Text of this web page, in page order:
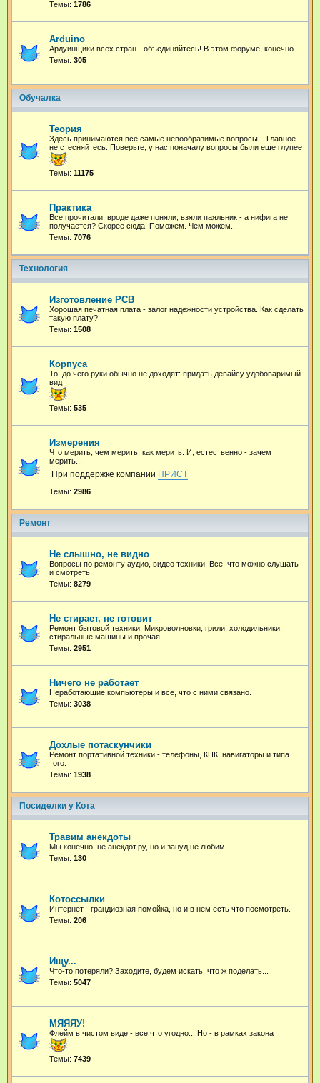
Темы: 1786
Arduino
Ардуинщики всех стран - объединяйтесь! В этом форуме, конечно.
Темы: 305
Обучалка
Теория
Здесь принимаются все самые невообразимые вопросы... Главное -
не стесняйтесь. Поверьте, у нас поначалу вопросы были еще глупее
Темы: 11175
Практика
Все прочитали, вроде даже поняли, взяли паяльник - а нифига не
получается? Скорее сюда! Поможем. Чем можем...
Темы: 7076
Технология
Изготовление PCB
Хорошая печатная плата - залог надежности устройства. Как сделать
такую плату?
Темы: 1508
Корпуса
То, до чего руки обычно не доходят: придать девайсу удобоваримый
вид
Темы: 535
Измерения
Что мерить, чем мерить, как мерить. И, естественно - зачем
мерить...
При поддержке компании ПРИСТ
Темы: 2986
Ремонт
Не слышно, не видно
Вопросы по ремонту аудио, видео техники. Все, что можно слушать
и смотреть.
Темы: 8279
Не стирает, не готовит
Ремонт бытовой техники. Микроволновки, грили, холодильники,
стиральные машины и прочая.
Темы: 2951
Ничего не работает
Неработающие компьютеры и все, что с ними связано.
Темы: 3038
Дохлые потаскунчики
Ремонт портативной техники - телефоны, КПК, навигаторы и типа
того.
Темы: 1938
Посиделки у Кота
Травим анекдоты
Мы конечно, не анекдот.ру, но и зануд не любим.
Темы: 130
Котоссылки
Интернет - грандиозная помойка, но и в нем есть что посмотреть.
Темы: 206
Ищу...
Что-то потеряли? Заходите, будем искать, что ж поделать...
Темы: 5047
МЯЯЯУ!
Флейм в чистом виде - все что угодно... Но - в рамках закона
Темы: 7439